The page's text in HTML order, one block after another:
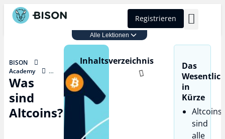
Registrieren
Alle Lektionen
BISON
Academy
Kurs 1 –
Grundlagen &
Einstieg
Was sind
Altcoins?
Was
sind
Altcoins?
Inhaltsverzeichnis
Das
in
Kürze
Altcoins
sind
alle